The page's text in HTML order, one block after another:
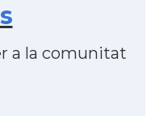
a la comunitat